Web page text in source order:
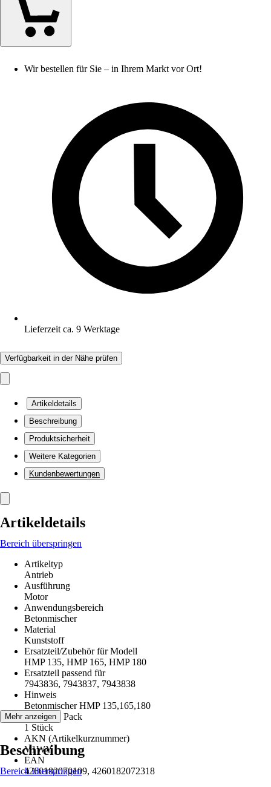
Wir bestellen für Sie – in Ihrem Markt vor Ort!
Lieferzeit ca. 9 Werktage
Verfügbarkeit in der Nähe prüfen
Artikeldetails
Beschreibung
Produktsicherheit
Weitere Kategorien
Kundenbewertungen
Artikeldetails
Bereich überspringen
Artikeltyp
Antrieb
Ausführung
Motor
Anwendungsbereich
Betonmischer
Material
Kunststoff
Ersatzteil/Zubehör für Modell
HMP 135, HMP 165, HMP 180
Ersatzteil passend für
7943836, 7943837, 7943838
Hinweis
Betonmischer HMP 135,165,180
Inhalt pro Pack
1 Stück
AKN (Artikelkurznummer)
V1WY
EAN
4260182070109, 4260182072318
Mehr anzeigen
Beschreibung
Bereich überspringen